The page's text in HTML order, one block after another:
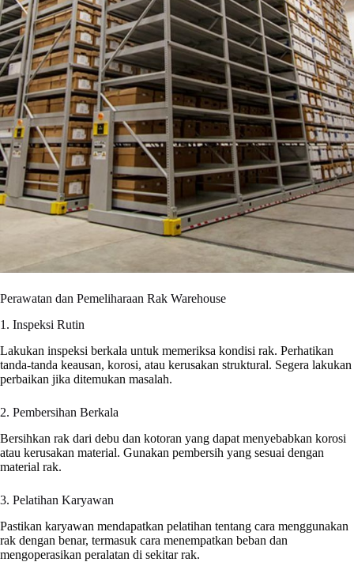
Perawatan dan Pemeliharaan Rak Warehouse
1. Inspeksi Rutin
Lakukan inspeksi berkala untuk memeriksa kondisi rak. Perhatikan
tanda-tanda keausan, korosi, atau kerusakan struktural. Segera lakukan
perbaikan jika ditemukan masalah.
2. Pembersihan Berkala
Bersihkan rak dari debu dan kotoran yang dapat menyebabkan korosi
atau kerusakan material. Gunakan pembersih yang sesuai dengan
material rak.
3. Pelatihan Karyawan
Pastikan karyawan mendapatkan pelatihan tentang cara menggunakan
rak dengan benar, termasuk cara menempatkan beban dan
mengoperasikan peralatan di sekitar rak.